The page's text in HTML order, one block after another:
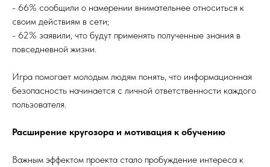
- 66% сообщили о намерении внимательнее относиться к
своим действиям в сети;
- 62% заявили, что будут применять полученные знания в
повседневной жизни.
Игра помогает молодым людям понять, что информационная
безопасность начинается с личной ответственности каждого
пользователя.
Расширение кругозора и мотивация к обучению
Важным эффектом проекта стало пробуждение интереса к